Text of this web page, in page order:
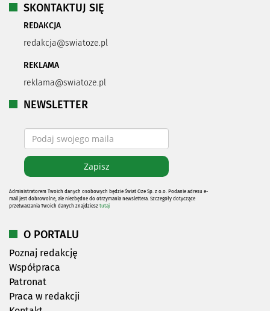
SKONTAKTUJ SIĘ
REDAKCJA
redakcja@swiatoze.pl
REKLAMA
reklama@swiatoze.pl
NEWSLETTER
Administratorem Twoich danych osobowych będzie Świat Oze Sp. z o.o. Podanie adresu e-
mail jest dobrowolne, ale niezbędne do otrzymania newslettera. Szczegóły dotyczące
przetwarzania Twoich danych znajdziesz tutaj
O PORTALU
Poznaj redakcję
Współpraca
Patronat
Praca w redakcji